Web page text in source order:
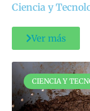
Ciencia y
Ver más
CIENCIA Y